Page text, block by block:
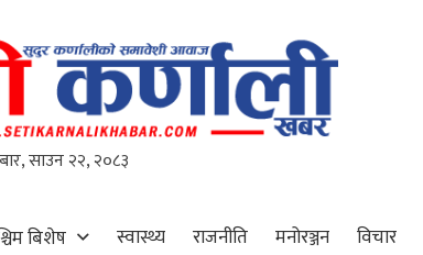
साउन २२, २०८३
बिशेष स्वास्थ्य राजनीति मनोरञ्जन विचार